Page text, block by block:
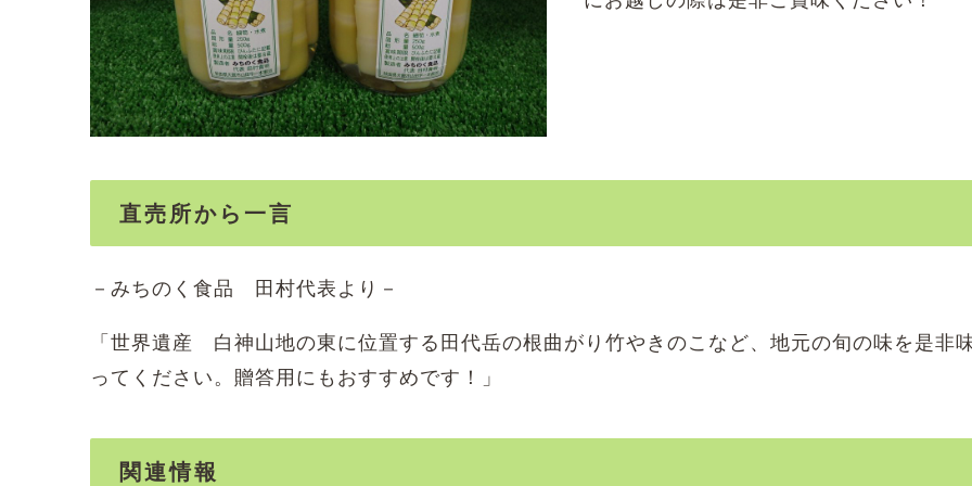
直売所から一言
－みちのく食品 田村代表より－
「世界遺産 白神山地の東に位置する田代岳の根曲がり竹やきのこなど、地元の旬の味を是非
ってください。贈答用にもおすすめです！」
関連情報